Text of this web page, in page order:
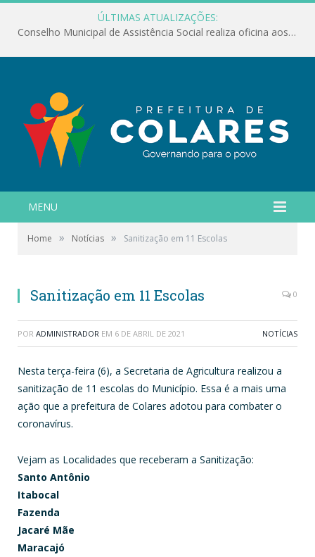
ÚLTIMAS ATUALIZAÇÕES:
Conselho Municipal de Assistência Social realiza oficina aos servidores
MENU
Home » Notícias » Sanitização em 11 Escolas
Sanitização em 11 Escolas 0
POR ADMINISTRADOR EM 6 DE ABRIL DE 2021 NOTÍCIAS
Nesta terça-feira (6), a Secretaria de Agricultura realizou a
sanitização de 11 escolas do Município. Essa é a mais uma
ação que a prefeitura de Colares adotou para combater o
coronavírus.
Vejam as Localidades que receberam a Sanitização:
Santo Antônio
Itabocal
Fazenda
Jacaré Mãe
Maracajó